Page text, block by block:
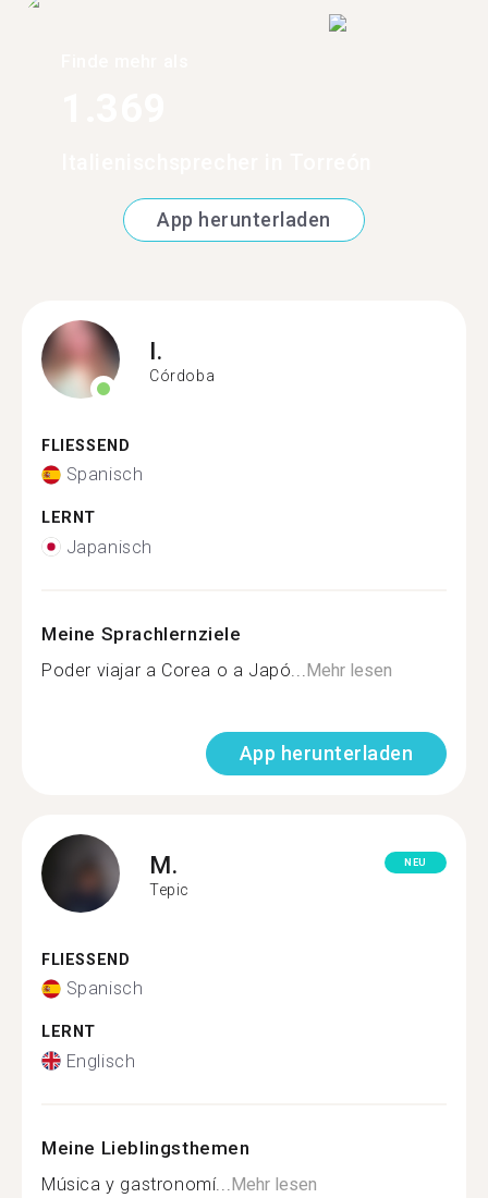
App herunterladen
I.
Córdoba
FLIESSEND
Spanisch
LERNT
Japanisch
Meine Sprachlernziele
Poder viajar a Corea o a Japó... Mehr lesen
App herunterladen
M.
Tepic
NEU
FLIESSEND
Spanisch
LERNT
Englisch
Meine Lieblingsthemen
Música y gastronomí... Mehr lesen